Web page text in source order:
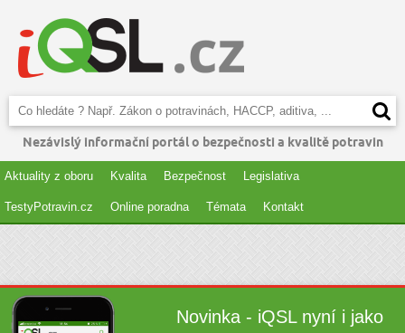
Nezávislý informační portál o bezpečnosti a kvalitě potravin
Aktuality z oboru Kvalita Bezpečnost Legislativa
TestyPotravin.cz Online poradna Témata Kontakt
Novinka - iQSL nyní i jako